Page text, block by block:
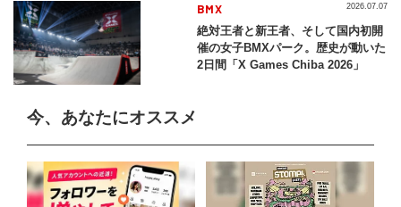
BMX
絶対王者と新王者、そして国内初開
催の女子BMXパーク。歴史が動いた
2日間「X Games Chiba 2026」
2026.07.07
今、あなたにオススメ